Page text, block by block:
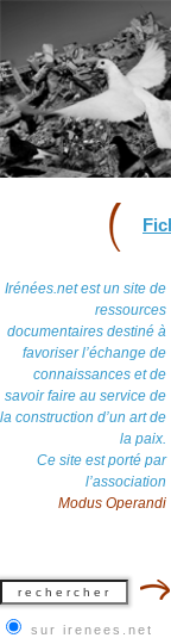
Irénées.net est un site de
ressources
documentaires destiné à
favoriser l’échange de
connaissances et de
savoir faire au service de
la construction d’un art de
la paix.
Ce site est porté par
l’association
Modus Operandi
sur irenees.net